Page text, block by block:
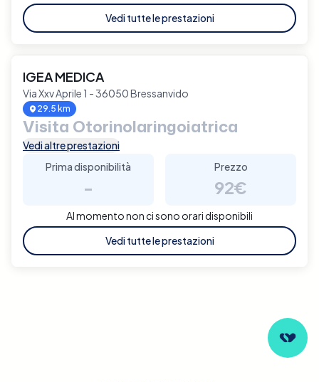
Vedi tutte le prestazioni
IGEA MEDICA
Via Xxv Aprile 1 - 36050 Bressanvido
29.5 km
Visita Otorinolaringoiatrica
Vedi altre prestazioni
Prima disponibilità
-
Prezzo
92€
Al momento non ci sono orari disponibili
Vedi tutte le prestazioni